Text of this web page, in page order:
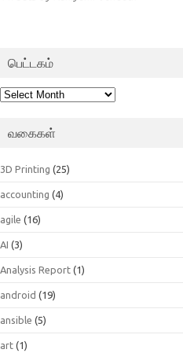
பெட்டகம்
பெட்டகம்
வகைகள்
3D Printing (25)
accounting (4)
agile (16)
AI (3)
Analysis Report (1)
android (19)
ansible (5)
art (1)